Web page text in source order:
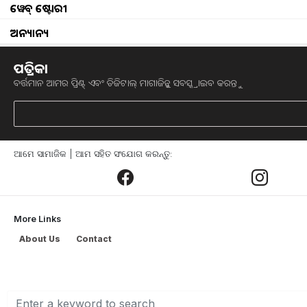
ୱେବ୍ ଷ୍ଟୋରୀ
ଅନ୍ୟାନ୍ୟ
ପତ୍ରିକା
ବର୍ତ୍ତମାନ ଆମର ପ୍ରିଣ୍ଟ୍ ଏବଂ ଡିଜିଟାଲ୍ ମାଗାଜିନ୍କୁ ସବସ୍କ୍ରାଇବ କରନ୍ତୁ
ଆମେ ସାମାଜିକ | ଆମ ସହିତ ସଂଯୋଗ କରନ୍ତୁ:
More Links
About Us
Contact
ସରକାର ଚାଷୀଙ୍କୁ ସ୍ବାବଲମ୍ବୀ କରିବା ପାଇଁ
କରିଛନ୍ତି । ଏହି ଯୋଜନା ମାଧ୍ୟମରେ ଦେଶର
୧୨ କୋଟି ଚାଷୀ ପିଏମ୍ କିସାନ ଯୋଜନାରେ
ଥରେ ଚାଷୀଙ୍କ ଆକାଉଣ୍ଟକୁ ଏହି ଟଙ୍କା ଆସିଥାଏ